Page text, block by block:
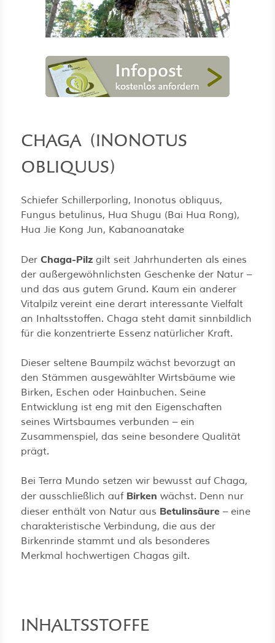
CHAGA (INONOTUS
OBLIQUUS)
Schiefer Schillerporling, Inonotus obliquus,
Fungus betulinus, Hua Shugu (Bai Hua Rong),
Hua Jie Kong Jun, Kabanoanatake
Der Chaga-Pilz gilt seit Jahrhunderten als eines
der außergewöhnlichsten Geschenke der Natur –
und das aus gutem Grund. Kaum ein anderer
Vitalpilz vereint eine derart interessante Vielfalt
an Inhaltsstoffen. Chaga steht damit sinnbildlich
für die konzentrierte Essenz natürlicher Kraft.
Dieser seltene Baumpilz wächst bevorzugt an
den Stämmen ausgewählter Wirtsbäume wie
Birken, Eschen oder Hainbuchen. Seine
Entwicklung ist eng mit den Eigenschaften
seines Wirtsbaumes verbunden – ein
Zusammenspiel, das seine besondere Qualität
prägt.
Bei Terra Mundo setzen wir bewusst auf Chaga,
der ausschließlich auf Birken wächst. Denn nur
dieser enthält von Natur aus Betulinsäure – eine
charakteristische Verbindung, die aus der
Birkenrinde stammt und als besonderes
Merkmal hochwertigen Chagas gilt.
INHALTSSTOFFE